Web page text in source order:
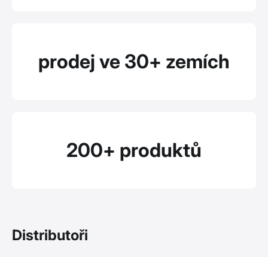
prodej ve 30+ zemích
200+ produktů
Distributoři